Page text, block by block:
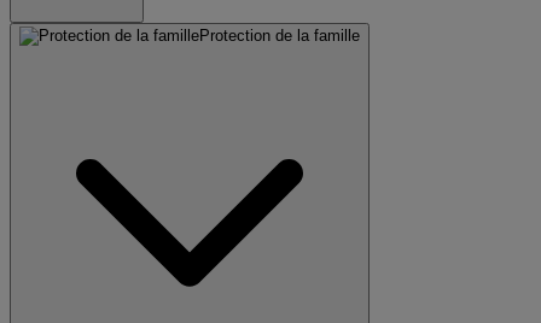
Protection de la famille